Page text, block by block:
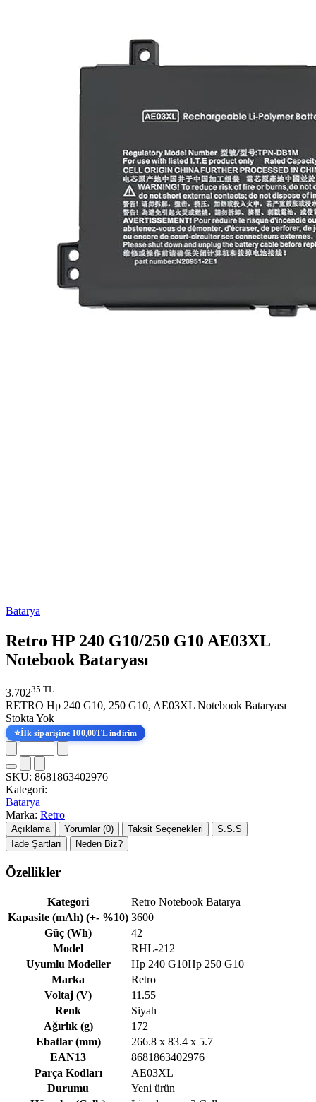
Batarya
Retro HP 240 G10/250 G10 AE03XL
Notebook Bataryası
3.70235 TL
RETRO Hp 240 G10, 250 G10, AE03XL Notebook Bataryası
Stokta Yok
⭐İlk siparişine 100,00TL indirim
SKU: 8681863402976
Kategori:
Batarya
Marka: Retro
Açıklama Yorumlar (0) Taksit Seçenekleri
S.S.S
İade Şartları
Neden Biz?
Özellikler
Kategori
Retro Notebook Batarya
Kapasite (mAh) (+- %10) 3600
Güç (Wh)
42
Model
RHL-212
Uyumlu Modeller
Hp 240 G10Hp 250 G10
Marka
Retro
Voltaj (V)
11.55
Renk
Siyah
Ağırlık (g)
172
Ebatlar (mm)
266.8 x 83.4 x 5.7
EAN13
8681863402976
Parça Kodları
AE03XL
Durumu
Yeni ürün